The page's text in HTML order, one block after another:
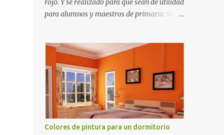
rojo. Y se realizado para que sean de utilidad
para alumnos y maestros de primaria. Son
de recortar y se pueden utilizar en variedad
de cosas como ser recortes para tareas
escolares, para hacer juegos infantiles
matemáticos, para decorar los cumpleaños
de los niños, entre otras cosas.
Colores de pintura para un dormitorio